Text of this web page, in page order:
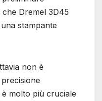
Dremel 3D45
stampante
non è
molto più cruciale